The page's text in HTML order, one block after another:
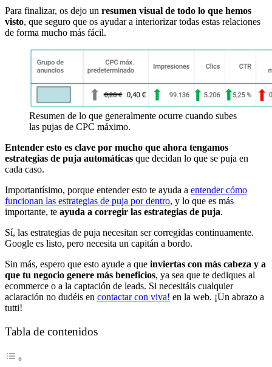
Para finalizar, os dejo un resumen visual de todo lo que hemos
visto, que seguro que os ayudar a interiorizar todas estas relaciones
de forma mucho más fácil.
Resumen de lo que generalmente ocurre cuando subes
las pujas de CPC máximo.
Entender esto es clave por mucho que ahora tengamos
estrategias de puja automáticas que decidan lo que se puja en
cada caso.
Importantísimo, porque entender esto te ayuda a entender cómo
funcionan las estrategias de puja por dentro, y lo que es más
importante, te ayuda a corregir las estrategias de puja.
Sí, las estrategias de puja necesitan ser corregidas continuamente.
Google es listo, pero necesita un capitán a bordo.
Sin más, espero que esto ayude a que inviertas con más cabeza y a
que tu negocio genere más beneficios, ya sea que te dediques al
ecommerce o a la captación de leads. Si necesitáis cualquier
aclaración no dudéis en contactar con viva! en la web. ¡Un abrazo a
tutti!
Tabla de contenidos